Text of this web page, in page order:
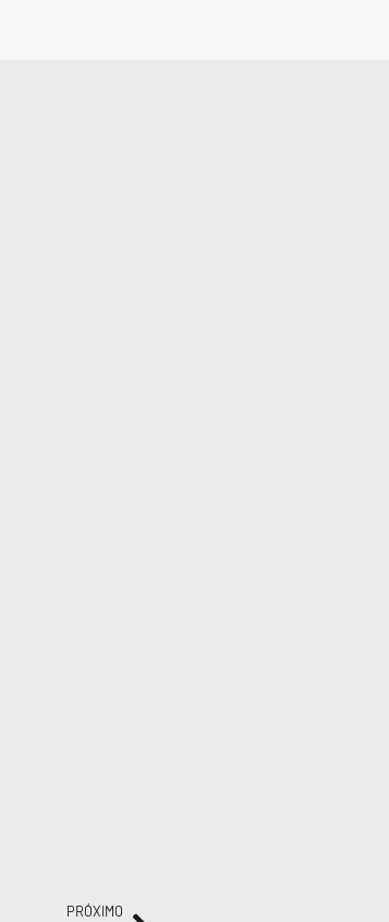
PRÓXIMO